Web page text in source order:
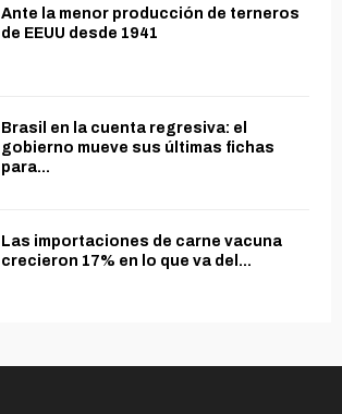
Ante la menor producción de terneros
de EEUU desde 1941
Brasil en la cuenta regresiva: el
gobierno mueve sus últimas fichas
para...
Las importaciones de carne vacuna
crecieron 17% en lo que va del...